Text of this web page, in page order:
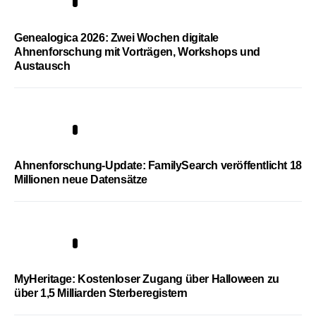
Genealogica 2026: Zwei Wochen digitale
Ahnenforschung mit Vorträgen, Workshops und
Austausch
Ahnenforschung-Update: FamilySearch veröffentlicht 18
Millionen neue Datensätze
MyHeritage: Kostenloser Zugang über Halloween zu
über 1,5 Milliarden Sterberegistern